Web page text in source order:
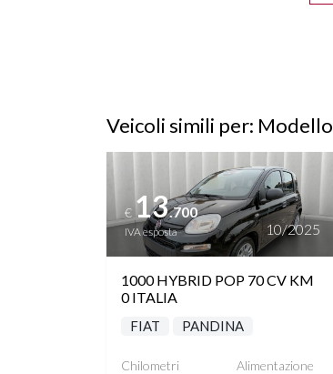
Veicoli simili per: Modello
Vedi dettagli
€13.700
IVA esposta 10/2025
1000 HYBRID POP 70 CV KM
0 ITALIA
FIAT PANDINA
Chilometri
Alimentazione